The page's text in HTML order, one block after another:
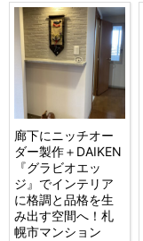
廊下にニッチオー
ダー製作＋DAIKEN
『グラビオエッ
ジ』でインテリア
に格調と品格を生
み出す空間へ！札
幌市マンション